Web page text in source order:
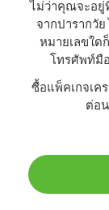
ไม่ว่าคุณจะอยู่
จากปารากวั
หมายเลขใด
โทรศัพท์มื
ซื้อแพ็คเกจเค
ต่อ